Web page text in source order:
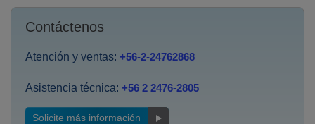
Contáctenos
Atención y ventas: +56-2-24762868
Asistencia técnica: +56 2 2476-2805
Solicite más información